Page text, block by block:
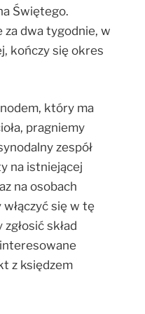
Świętego.
za dwa tygodnie, w
kończy się okres
który ma
pragniemy
zespół
na istniejącej
na osobach
się w tę
skład
z księdzem